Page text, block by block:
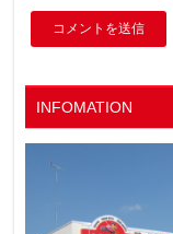
INFOMATION